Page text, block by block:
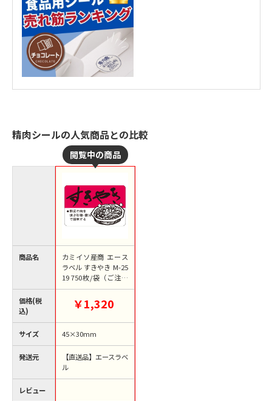
精肉シールの人気商品との比較
商品名
価格(税
込)
サイズ
発送元
レビュー
カミイソ産商 エース
ラベル すきやき M-25
19 750枚/袋（ご注文
単位1袋）【直送品】
￥1,320
45×30mm
【直送品】エースラベ
ル